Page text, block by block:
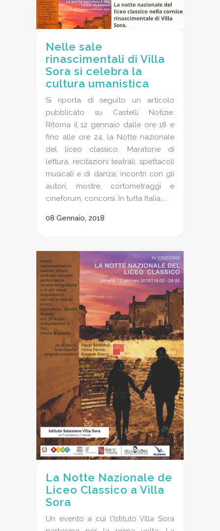
Nelle sale
rinascimentali di Villa
Sora si celebra la
cultura umanistica
Si riporta di seguito un articolo
pubblicato su Castelli Notizie:
Ritorna il 12 gennaio dalle ore 18 e
fino alle ore 24, la Notte nazionale
del liceo classico. Maratone di
lettura, recitazioni teatrali, spettacoli
musicali e di danza, incontri con gli
autori, mostre, cortometraggi e
cineforum, concorsi. In tutta Italia,...
08 Gennaio, 2018
La Notte Nazionale de
Liceo Classico a Villa
Sora
Un evento a cui l'Istituto Villa Sora